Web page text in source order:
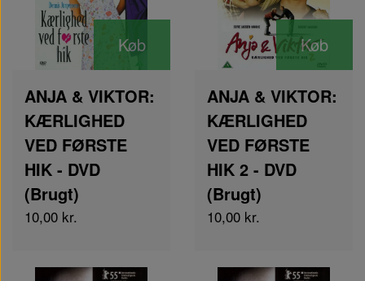
Køb
ANJA & VIKTOR:
KÆRLIGHED
VED FØRSTE
HIK - DVD
(Brugt)
10,00 kr.
Køb
ANJA & VIKTOR:
KÆRLIGHED
VED FØRSTE
HIK 2 - DVD
(Brugt)
10,00 kr.